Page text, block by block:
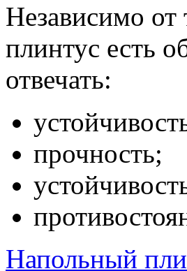
Независимо от
плинтус есть
отвечать:
прочность;
Напольный